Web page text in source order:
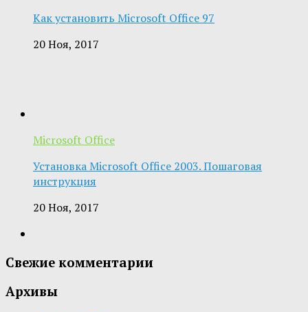
Как установить Microsoft Office 97
20 Ноя, 2017
Microsoft Office
Установка Microsoft Office 2003. Пошаговая
инструкция
20 Ноя, 2017
Свежие комментарии
Архивы